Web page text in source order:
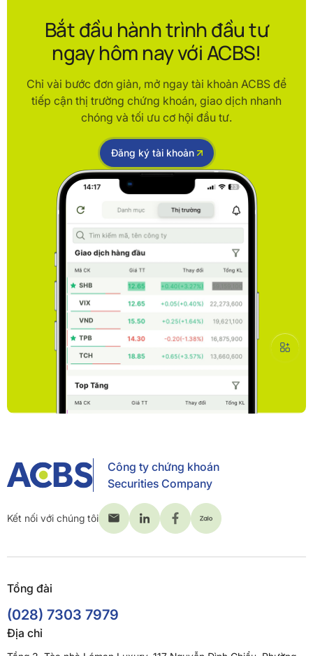
Bắt đầu hành trình đầu tư
ngay hôm nay với ACBS!
Chỉ vài bước đơn giản, mở ngay tài khoản ACBS để
tiếp cận thị trường chứng khoán, giao dịch nhanh
chóng và tối ưu cơ hội đầu tư.
Đăng ký tài khoản
Công ty chứng khoán
Securities Company
Kết nối với chúng tôi
Tổng đài
(028) 7303 7979
Địa chỉ